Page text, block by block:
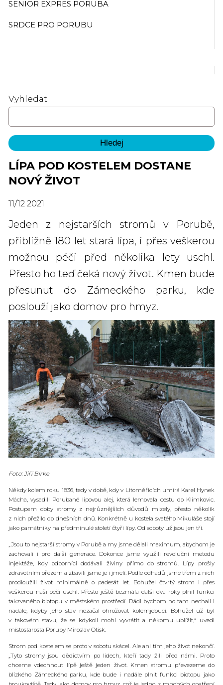
SENIOR EXPRES PORUBA
SRDCE PRO PORUBU
Vyhledat
LÍPA POD KOSTELEM DOSTANE
NOVÝ ŽIVOT
11/12 2021
Jeden z nejstarších stromů v Porubě,
přibližně 180 let stará lípa, i přes veškerou
možnou péči před několika lety uschl.
Přesto ho teď čeká nový život. Kmen bude
přesunut do Zámeckého parku, kde
poslouží jako domov pro hmyz.
Foto: Jiří Birke
Někdy kolem roku 1836, tedy v době, kdy v Litoměřicích umírá Karel Hynek
Mácha, vysadili Porubané lipovou alej, která lemovala cestu do Klimkovic.
Postupem doby stromy z nejrůznějších důvodů mizely, přesto několik
z nich přežilo do dnešních dnů. Konkrétně u kostela svatého Mikuláše stojí
jako památníky na předminulé století čtyři lípy. Od soboty už jsou jen tři.
„Jsou to nejstarší stromy v Porubě a my jsme dělali maximum, abychom je
zachovali i pro další generace. Dokonce jsme využili revoluční metodu
injektáže, kdy odborníci dodávali živiny přímo do stromů. Lípy prošly
zdravotním ořezem a zbavili jsme je i jmelí. Podle odhadů jsme třem z nich
prodloužili život minimálně o padesát let. Bohužel čtvrtý strom i přes
veškerou naši péči uschl. Přesto ještě bezmála další dva roky plnil funkci
takzvaného biotopu v městském prostředí. Rádi bychom ho tam nechali i
nadále, kdyby jeho stav nezačal ohrožovat kolemjdoucí. Bohužel už byl
v takovém stavu, že se kdykoli mohl vyvrátit a někomu ublížit,“ uvedl
místostarosta Poruby Miroslav Otisk.
Strom pod kostelem se proto v sobotu skácel. Ale ani tím jeho život nekončí.
„Tyto stromy jsou dědictvím po lidech, kteří tady žili před námi. Proto
chceme vdechnout lípě ještě jeden život. Kmen stromu převezeme do
blízkého Zámeckého parku, kde bude i nadále plnit funkci biotopu jako